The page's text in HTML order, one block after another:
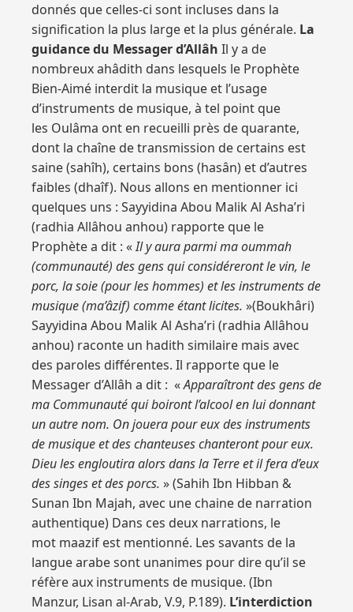
donnés que celles-ci sont incluses dans la
signification la plus large et la plus générale. La
guidance du Messager d’Allâh Il y a de
nombreux ahâdith dans lesquels le Prophète
Bien-Aimé interdit la musique et l’usage
d’instruments de musique, à tel point que
les Oulâma ont en recueilli près de quarante,
dont la chaîne de transmission de certains est
saine (sahîh), certains bons (hasân) et d’autres
faibles (dhaîf). Nous allons en mentionner ici
quelques uns : Sayyidina Abou Malik Al Asha’ri
(radhia Allâhou anhou) rapporte que le
Prophète a dit : «Il y aura parmi ma oummah
(communauté) des gens qui considéreront le vin, le
porc, la soie (pour les hommes) et les instruments de
musique (ma’âzif) comme étant licites. »(Boukhâri)
Sayyidina Abou Malik Al Asha’ri (radhia Allâhou
anhou) raconte un hadith similaire mais avec
des paroles différentes. Il rapporte que le
Messager d’Allâh a dit : «Apparaîtront des gens de
ma Communauté qui boiront l’alcool en lui donnant
un autre nom. On jouera pour eux des instruments
de musique et des chanteuses chanteront pour eux.
Dieu les engloutira alors dans la Terre et il fera d’eux
des singes et des porcs. » (Sahih Ibn Hibban &
Sunan Ibn Majah, avec une chaine de narration
authentique) Dans ces deux narrations, le
mot maazif est mentionné. Les savants de la
langue arabe sont unanimes pour dire qu’il se
réfère aux instruments de musique. (Ibn
Manzur, Lisan al-Arab, V.9, P.189). L’interdiction